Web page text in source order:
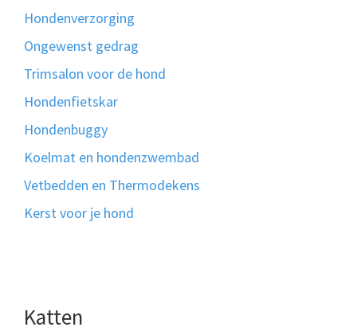
Hondenverzorging
Ongewenst gedrag
Trimsalon voor de hond
Hondenfietskar
Hondenbuggy
Koelmat en hondenzwembad
Vetbedden en Thermodekens
Kerst voor je hond
Katten